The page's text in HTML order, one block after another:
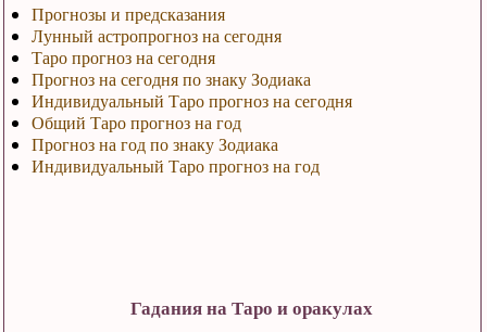
Прогнозы и предсказания
Лунный астропрогноз на сегодня
Таро прогноз на сегодня
Прогноз на сегодня по знаку Зодиака
Индивидуальный Таро прогноз на сегодня
Общий Таро прогноз на год
Прогноз на год по знаку Зодиака
Индивидуальный Таро прогноз на год
Гадания на Таро и оракулах